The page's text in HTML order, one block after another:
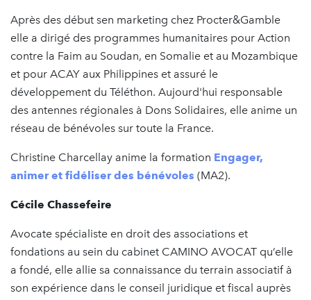
Après des début sen marketing chez Procter&Gamble
elle a dirigé des programmes humanitaires pour Action
contre la Faim au Soudan, en Somalie et au Mozambique
et pour ACAY aux Philippines et assuré le
développement du Téléthon. Aujourd'hui responsable
des antennes régionales à Dons Solidaires, elle anime un
réseau de bénévoles sur toute la France.
Christine Charcellay anime la formation Engager,
animer et fidéliser des bénévoles (MA2).
Cécile Chassefeire
Avocate spécialiste en droit des associations et
fondations au sein du cabinet CAMINO AVOCAT qu’elle
a fondé, elle allie sa connaissance du terrain associatif à
son expérience dans le conseil juridique et fiscal auprès